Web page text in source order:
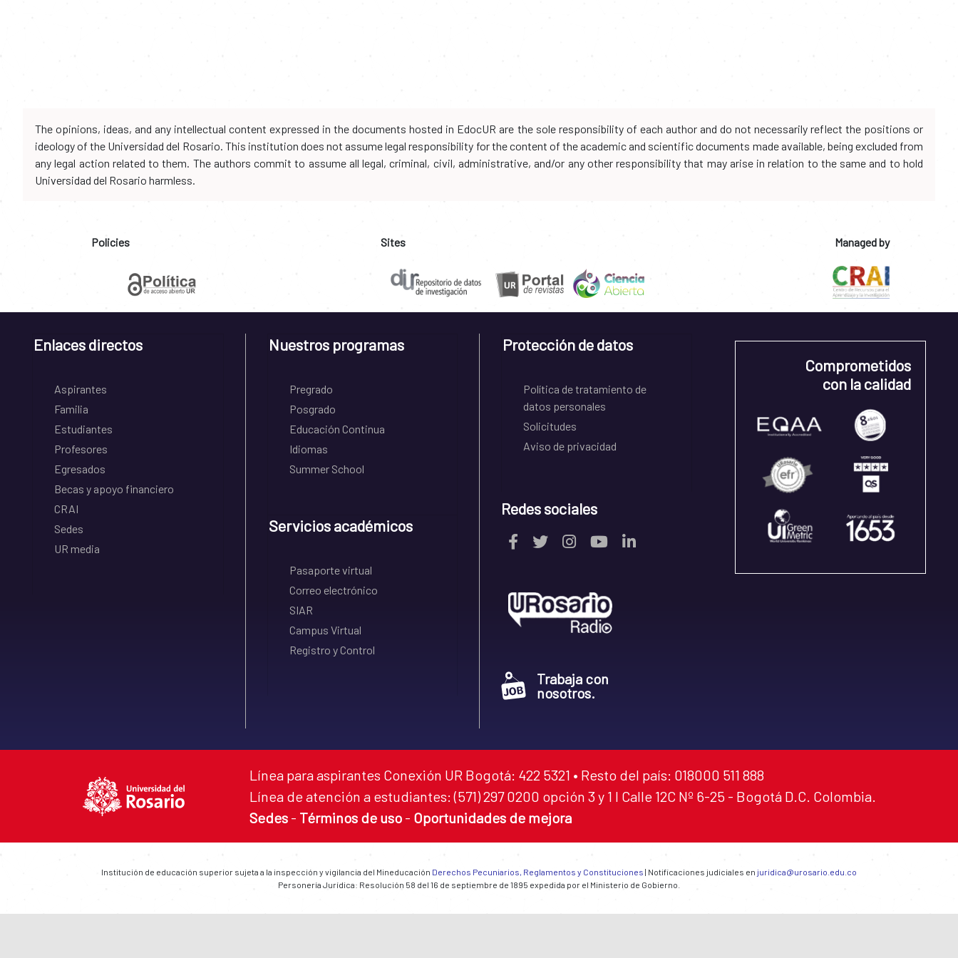
The opinions, ideas, and any intellectual content expressed in the documents hosted in EdocUR are the sole responsibility of each author and do not necessarily reflect the positions or
ideology of the Universidad del Rosario. This institution does not assume legal responsibility for the content of the academic and scientific documents made available, being excluded from
any legal action related to them. The authors commit to assume all legal, criminal, civil, administrative, and/or any other responsibility that may arise in relation to the same and to hold
Universidad del Rosario harmless.
Policies Sites Managed by
Enlaces directos
Aspirantes
Familia
Estudiantes
Profesores
Egresados
Becas y apoyo financiero
CRAI
Sedes
UR media
Nuestros programas
Pregrado
Posgrado
Educación Continua
Idiomas
Summer School
Servicios académicos
Pasaporte virtual
Correo electrónico
SIAR
Campus Virtual
Registro y Control
Protección de datos
Política de tratamiento de
datos personales
Solicitudes
Aviso de privacidad
Redes sociales
Trabaja con
nosotros.
Comprometidos
con la calidad
Línea para aspirantes Conexión UR Bogotá: 422 5321 • Resto del país: 018000 511 888
Línea de atención a estudiantes: (571) 297 0200 opción 3 y 1 I Calle 12C Nº 6-25 - Bogotá D.C. Colombia.
Sedes - Términos de uso - Oportunidades de mejora
Institución de educación superior sujeta a la inspección y vigilancia del Mineducación Derechos Pecuniarios, Reglamentos y Constituciones | Notificaciones judiciales en juridica@urosario.edu.co
Personería Jurídica: Resolución 58 del 16 de septiembre de 1895 expedida por el Ministerio de Gobierno.